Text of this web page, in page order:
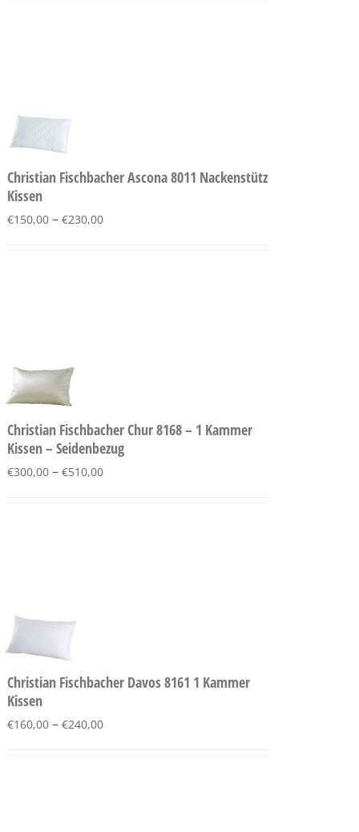
Christian Fischbacher Ascona 8011 Nackenstütz
Kissen
€150,00– €230,00
Christian Fischbacher Chur 8168 – 1 Kammer
Kissen – Seidenbezug
€300,00– €510,00
Christian Fischbacher Davos 8161 1 Kammer
Kissen
€160,00– €240,00